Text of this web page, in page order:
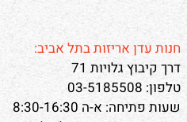
חנות עדן אריזות בתל אביב:
דרך קיבוץ גלויות 71
טלפון: 03-5185508
שעות פתיחה: א-ה 8:30-16:30